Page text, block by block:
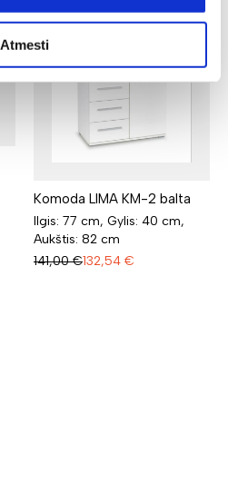
Atmesti
N
Komoda LIMA KM-2 balta
Ilgis: 77 cm, Gylis: 40 cm,
Aukštis: 82 cm
141,00 €132,54 €